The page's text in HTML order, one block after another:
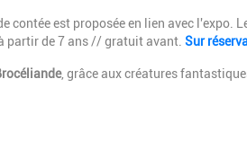
contée est proposée en lien avec l'expo.
partir de 7 ans // gratuit avant. Sur
, grâce aux créatures